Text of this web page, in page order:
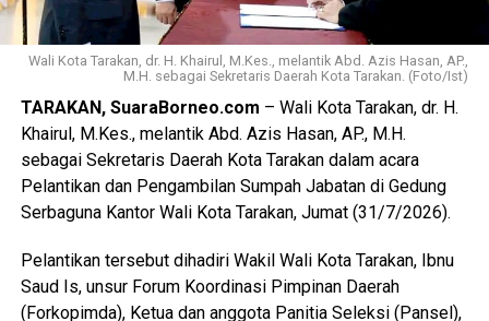
WhatsApp 0 Facebook 0
Messenger 0 Twitter/X 0
Wali Kota Tarakan, dr. H. Khairul, M.Kes., melantik Abd. Azis Hasan, AP.,
M.H. sebagai Sekretaris Daerah Kota Tarakan. (Foto/Ist)
TARAKAN, SuaraBorneo.com – Wali Kota Tarakan, dr. H.
Khairul, M.Kes., melantik Abd. Azis Hasan, AP., M.H.
sebagai Sekretaris Daerah Kota Tarakan dalam acara
Pelantikan dan Pengambilan Sumpah Jabatan di Gedung
Serbaguna Kantor Wali Kota Tarakan, Jumat (31/7/2026).
Pelantikan tersebut dihadiri Wakil Wali Kota Tarakan, Ibnu
Saud Is, unsur Forum Koordinasi Pimpinan Daerah
(Forkopimda), Ketua dan anggota Panitia Seleksi (Pansel),